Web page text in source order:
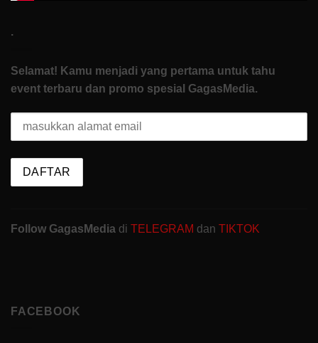
.
Selamat! Kamu menjadi yang pertama untuk tahu
event terbaru dan promo spesial GagasMedia.
Follow GagasMedia di TELEGRAM dan TIKTOK
FACEBOOK